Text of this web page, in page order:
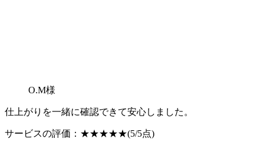
O.M様
仕上がりを一緒に確認できて安心しました。
サービスの評価： ★★★★★(5/5点)